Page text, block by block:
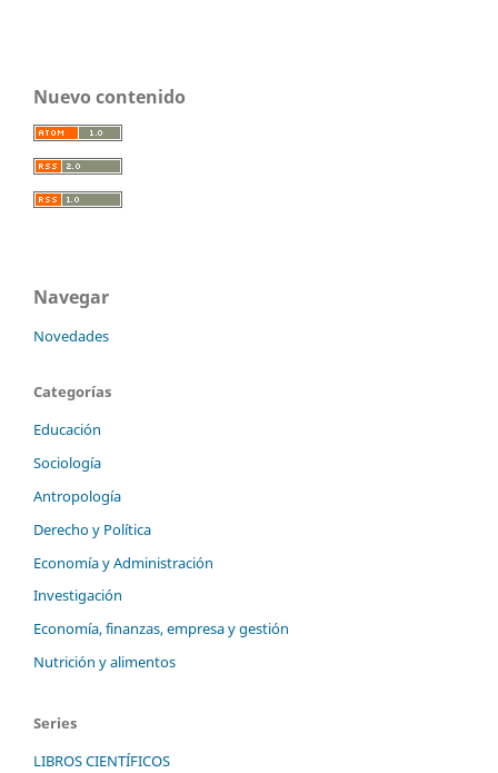
Nuevo contenido
Navegar
Novedades
Categorías
Educación
Sociología
Antropología
Derecho y Política
Economía y Administración
Investigación
Economía, finanzas, empresa y gestión
Nutrición y alimentos
Series
LIBROS CIENTÍFICOS